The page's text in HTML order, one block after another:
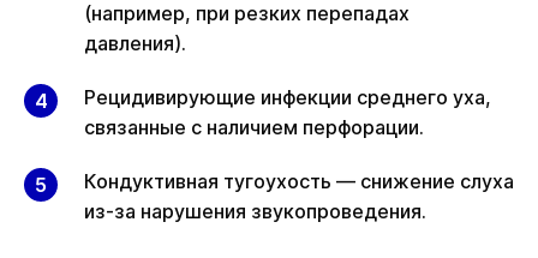
(например, при резких перепадах
давления).
Рецидивирующие инфекции среднего уха,
связанные с наличием перфорации.
Кондуктивная тугоухость — снижение слуха
из-за нарушения звукопроведения.